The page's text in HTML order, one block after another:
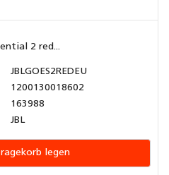
2 red...
JBLGOES2REDEU
1200130018602
163988
JBL
legen